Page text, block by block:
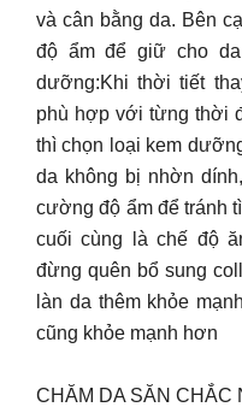
và cân bằng da. Bên
độ ẩm để giữ cho
dưỡng:Khi thời tiết
phù hợp với từng thời
thì chọn loại kem
da không bị nhờn
cường độ ẩm để tránh
cuối cùng là chế độ
đừng quên bổ sung
làn da thêm khỏe
cũng khỏe mạnh hơn
CHĂM DA SĂN CHẮC